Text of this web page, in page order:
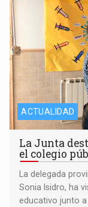
ACTUALIDAD
La Junta
el colegio
La delegada
Sonia Isidro, ha
educativo junto